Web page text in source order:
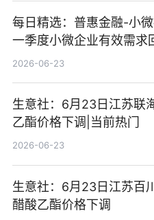
每日精选：普惠金融-小微
一季度小微企业有效需求
金融服务迈向可持续发展
2026-06-23
生意社：6月23日江苏联
乙酯价格下调|当前热门
2026-06-23
生意社：6月23日江苏百
醋酸乙酯价格下调